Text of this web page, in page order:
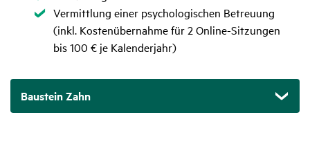
Zutreffend
Vermittlung einer psychologischen Betreuung
(inkl. Kostenübernahme für 2 Online-Sitzungen
bis 100 € je Kalenderjahr)
Baustein Zahn